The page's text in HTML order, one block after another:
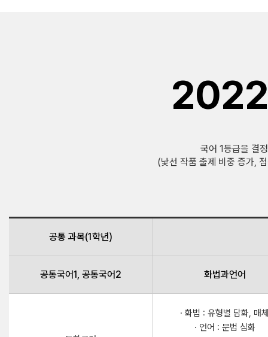
2022
국어 1등급을 결
(낯선 작품 출제 비중 증가,
공통 과목(1학년)
공통국어1, 공통국어2 화법과언어
· 화법 : 유형별 담화, 매
· 언어 : 문법 심화